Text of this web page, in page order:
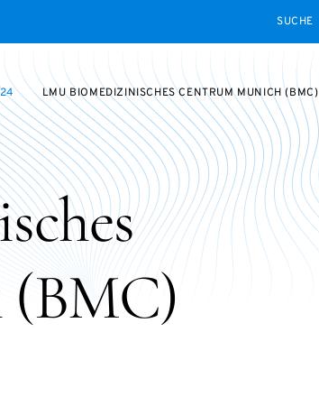
LMU BIOMEDIZINISCHES CENTRUM MUNICH (BMC)